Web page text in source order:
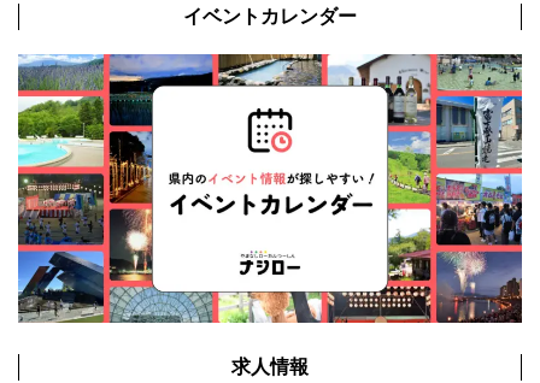
イベントカレンダー
求人情報